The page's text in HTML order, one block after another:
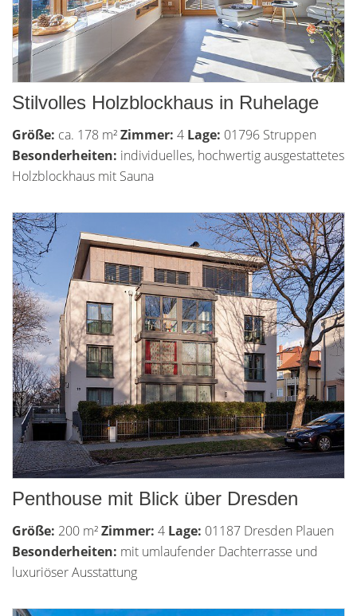
Stilvolles Holzblockhaus in Ruhelage
Größe: ca. 178 m²Zimmer: 4 Lage: 01796 Struppen
Besonderheiten: individuelles, hochwertig ausgestattetes
Holzblockhaus mit Sauna
Penthouse mit Blick über Dresden
Größe: 200 m²Zimmer: 4 Lage: 01187 Dresden Plauen
Besonderheiten: mit umlaufender Dachterrasse und
luxuriöser Ausstattung